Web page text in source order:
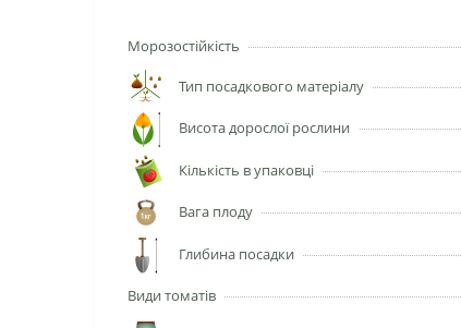
Морозостійкість
Тип посадкового матеріалу
Висота дорослої рослини
Кількість в упаковці
Вага плоду
Глибина посадки
Види томатів